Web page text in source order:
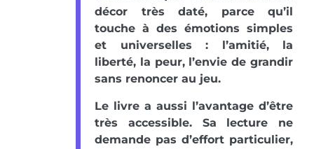
décor très daté, parce qu’il
touche à des émotions simples
et universelles : l’amitié, la
liberté, la peur, l’envie de grandir
sans renoncer au jeu.
Le livre a aussi l’avantage d’être
très accessible. Sa lecture ne
demande pas d’effort particulier,